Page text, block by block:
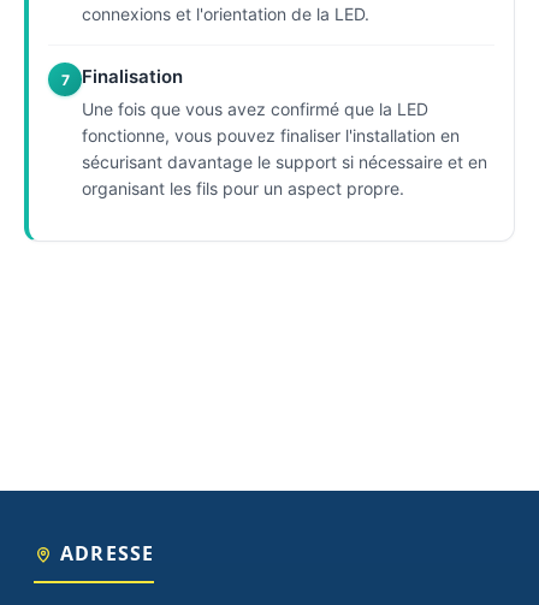
connexions et l'orientation de la LED.
7 Finalisation
Une fois que vous avez confirmé que la LED
fonctionne, vous pouvez finaliser l'installation en
sécurisant davantage le support si nécessaire et en
organisant les fils pour un aspect propre.
ADRESSE